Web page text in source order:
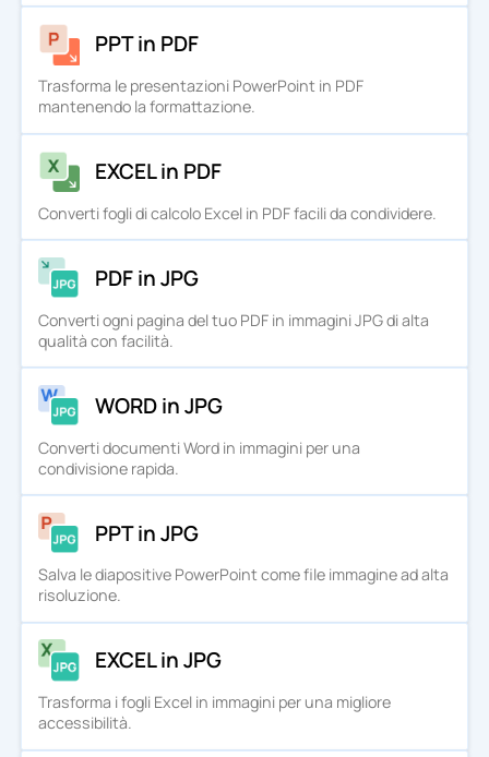
PPT in PDF
Trasforma le presentazioni PowerPoint in PDF
mantenendo la formattazione.
EXCEL in PDF
Converti fogli di calcolo Excel in PDF facili da condividere.
PDF in JPG
Converti ogni pagina del tuo PDF in immagini JPG di alta
qualità con facilità.
WORD in JPG
Converti documenti Word in immagini per una
condivisione rapida.
PPT in JPG
Salva le diapositive PowerPoint come file immagine ad alta
risoluzione.
EXCEL in JPG
Trasforma i fogli Excel in immagini per una migliore
accessibilità.